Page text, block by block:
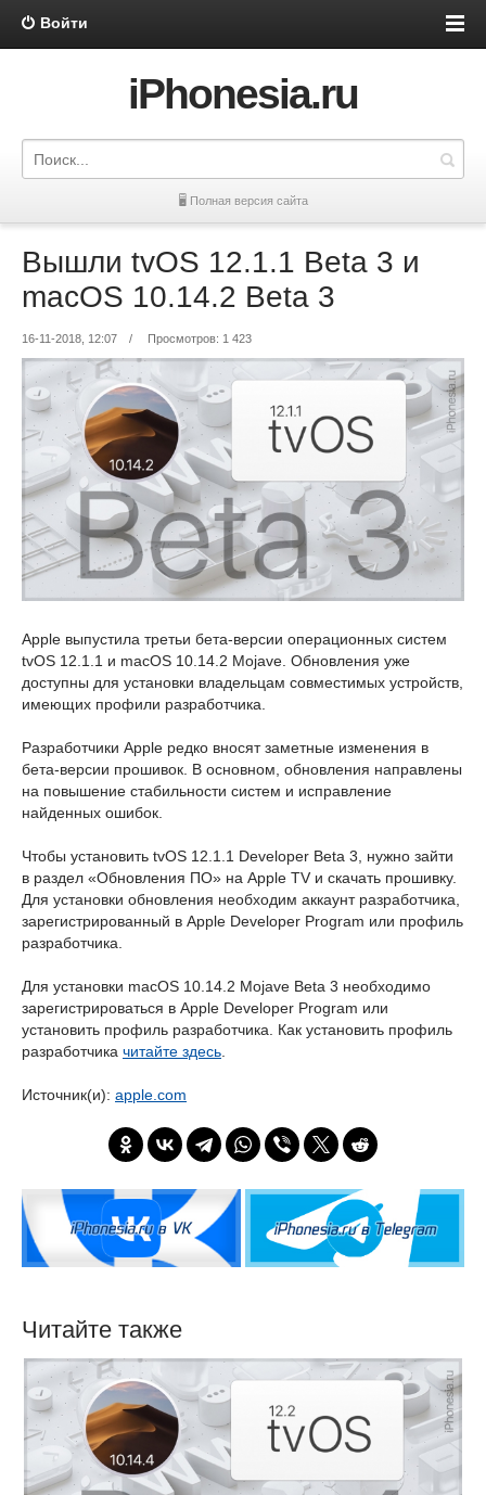
Войти
iPhonesia.ru
🖥 Полная версия сайта
Вышли tvOS 12.1.1 Beta 3 и
macOS 10.14.2 Beta 3
16-11-2018, 12:07 / Просмотров: 1 423
Apple выпустила третьи бета-версии операционных систем
tvOS 12.1.1 и macOS 10.14.2 Mojave. Обновления уже
доступны для установки владельцам совместимых устройств,
имеющих профили разработчика.
Разработчики Apple редко вносят заметные изменения в
бета-версии прошивок. В основном, обновления направлены
на повышение стабильности систем и исправление
найденных ошибок.
Чтобы установить tvOS 12.1.1 Developer Beta 3, нужно зайти
в раздел «Обновления ПО» на Apple TV и скачать прошивку.
Для установки обновления необходим аккаунт разработчика,
зарегистрированный в Apple Developer Program или профиль
разработчика.
Для установки macOS 10.14.2 Mojave Beta 3 необходимо
зарегистрироваться в Apple Developer Program или
установить профиль разработчика. Как установить профиль
разработчика читайте здесь
Источник(и): apple.com
Читайте также